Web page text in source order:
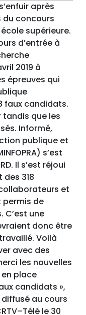
après
du concours
supérieure.
d’entrée à
2019 à
épreuves qui
faux candidats.
tandis que les
Informé,
publique et
s’est
Il s’est réjoui
318
et
permis de
une
donc être
Voilà
avec des
les nouvelles
place
candidats »,
au cours
le 30